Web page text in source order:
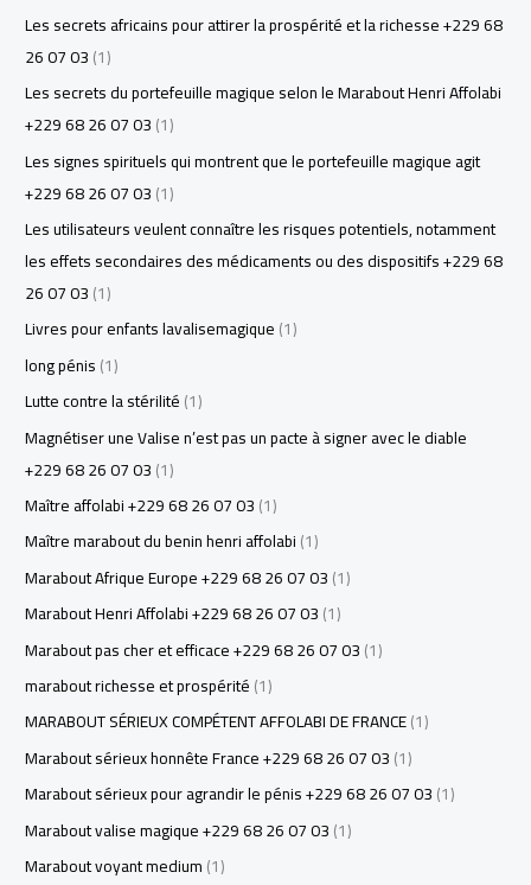
Les secrets africains pour attirer la prospérité et la richesse +229 68
26 07 03(1)
Les secrets du portefeuille magique selon le Marabout Henri Affolabi
+229 68 26 07 03(1)
Les signes spirituels qui montrent que le portefeuille magique agit
+229 68 26 07 03(1)
Les utilisateurs veulent connaître les risques potentiels, notamment
les effets secondaires des médicaments ou des dispositifs +229 68
26 07 03(1)
Livres pour enfants lavalisemagique(1)
long pénis(1)
Lutte contre la stérilité(1)
Magnétiser une Valise n’est pas un pacte à signer avec le diable
+229 68 26 07 03(1)
Maître affolabi +229 68 26 07 03(1)
Maître marabout du benin henri affolabi(1)
Marabout Afrique Europe +229 68 26 07 03(1)
Marabout Henri Affolabi +229 68 26 07 03(1)
Marabout pas cher et efficace +229 68 26 07 03(1)
marabout richesse et prospérité(1)
MARABOUT SÉRIEUX COMPÉTENT AFFOLABI DE FRANCE(1)
Marabout sérieux honnête France +229 68 26 07 03(1)
Marabout sérieux pour agrandir le pénis +229 68 26 07 03(1)
Marabout valise magique +229 68 26 07 03(1)
Marabout voyant medium(1)